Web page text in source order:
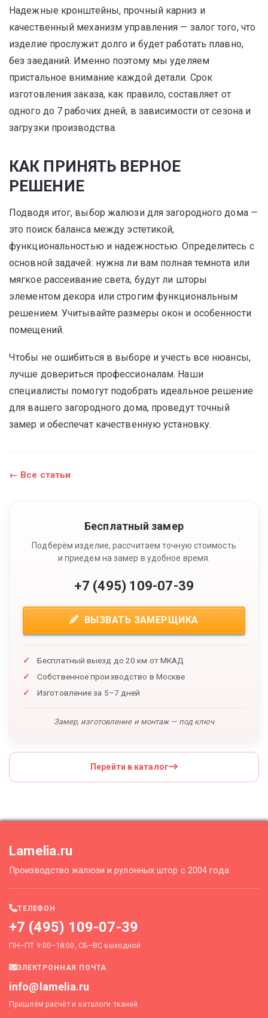
Надежные кронштейны, прочный карниз и
качественный механизм управления — залог того, что
изделие прослужит долго и будет работать плавно,
без заеданий. Именно поэтому мы уделяем
пристальное внимание каждой детали. Срок
изготовления заказа, как правило, составляет от
одного до 7 рабочих дней, в зависимости от сезона и
загрузки производства.
КАК ПРИНЯТЬ ВЕРНОЕ
РЕШЕНИЕ
Подводя итог, выбор жалюзи для загородного дома —
это поиск баланса между эстетикой,
функциональностью и надежностью. Определитесь с
основной задачей: нужна ли вам полная темнота или
мягкое рассеивание света, будут ли шторы
элементом декора или строгим функциональным
решением. Учитывайте размеры окон и особенности
помещений.
Чтобы не ошибиться в выборе и учесть все нюансы,
лучше довериться профессионалам. Наши
специалисты помогут подобрать идеальное решение
для вашего загородного дома, проведут точный
замер и обеспечат качественную установку.
← Все статьи
Бесплатный замер
Подберём изделие, рассчитаем точную стоимость
и приедем на замер в удобное время.
+7 (495) 109-07-39
ВЫЗВАТЬ ЗАМЕРЩИКА
Бесплатный выезд до 20 км от МКАД
Собственное производство в Москве
Изготовление за 5–7 дней
Замер, изготовление и монтаж — под ключ
Перейти в каталог
Lamelia.ru
Производство жалюзи и рулонных штор с 2004 года
ТЕЛЕФОН
+7 (495) 109-07-39
ПН–ПТ 9:00–18:00, СБ–ВС выходной
ЭЛЕКТРОННАЯ ПОЧТА
info@lamelia.ru
Пришлём расчёт и каталоги тканей